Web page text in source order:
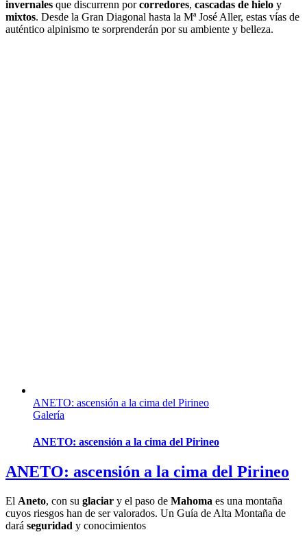
invernales que discurrenn porcorredores, cascadas de hielo y
mixtos. Desde la Gran Diagonal hasta la Mª José Aller, estas vías de
auténtico alpinismo te sorprenderán por su ambiente y belleza.
ANETO: ascensión a la cima del Pirineo
Galería
ANETO: ascensión a la cima del Pirineo
ANETO: ascensión a la cima del Pirineo
El Aneto, con su glaciar y el paso de Mahoma es una montaña
cuyos riesgos han de ser valorados. Un Guía de Alta Montaña de
dará seguridad y conocimientos